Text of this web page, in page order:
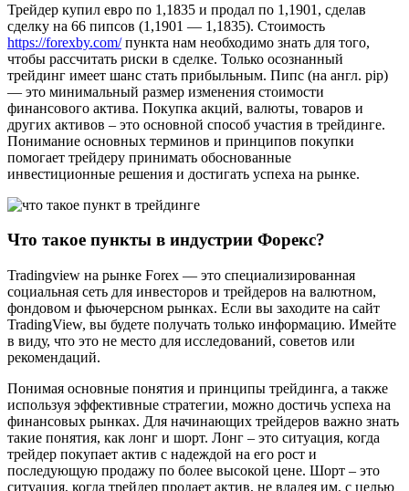
Трейдер купил евро по 1,1835 и продал по 1,1901, сделав
сделку на 66 пипсов (1,1901 — 1,1835). Стоимость
https://forexby.com/пункта нам необходимо знать для того,
чтобы рассчитать риски в сделке. Только осознанный
трейдинг имеет шанс стать прибыльным. Пипс (на англ. pip)
— это минимальный размер изменения стоимости
финансового актива. Покупка акций, валюты, товаров и
других активов – это основной способ участия в трейдинге.
Понимание основных терминов и принципов покупки
помогает трейдеру принимать обоснованные
инвестиционные решения и достигать успеха на рынке.
Что такое пункты в индустрии Форекс?
Tradingview на рынке Forex — это специализированная
социальная сеть для инвесторов и трейдеров на валютном,
фондовом и фьючерсном рынках. Если вы заходите на сайт
TradingView, вы будете получать только информацию. Имейте
в виду, что это не место для исследований, советов или
рекомендаций.
Понимая основные понятия и принципы трейдинга, а также
используя эффективные стратегии, можно достичь успеха на
финансовых рынках. Для начинающих трейдеров важно знать
такие понятия, как лонг и шорт. Лонг – это ситуация, когда
трейдер покупает актив с надеждой на его рост и
последующую продажу по более высокой цене. Шорт – это
ситуация, когда трейдер продает актив, не владея им, с целью